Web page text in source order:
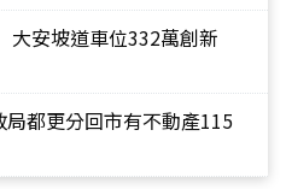
大安坡道車位332萬創新
都更分回市有不動產115